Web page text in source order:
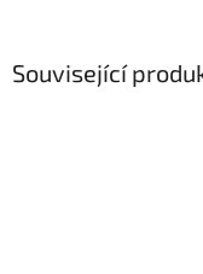
Související